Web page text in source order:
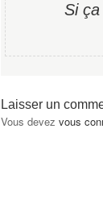
Si
Laisser un
Vous devez vous